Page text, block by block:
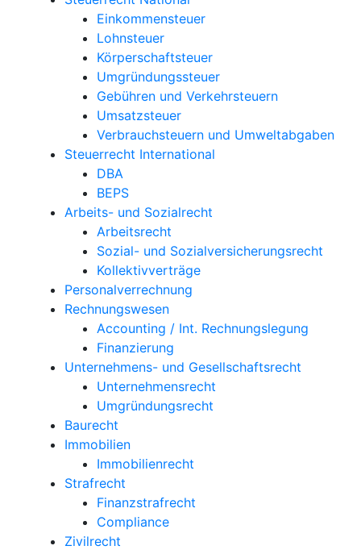
Einkommensteuer
Lohnsteuer
Körperschaftsteuer
Umgründungssteuer
Gebühren und Verkehrsteuern
Umsatzsteuer
Verbrauchsteuern und Umweltabgaben
Steuerrecht International
DBA
BEPS
Arbeits- und Sozialrecht
Arbeitsrecht
Sozial- und Sozialversicherungsrecht
Kollektivverträge
Personalverrechnung
Rechnungswesen
Accounting / Int. Rechnungslegung
Finanzierung
Unternehmens- und Gesellschaftsrecht
Unternehmensrecht
Umgründungsrecht
Baurecht
Immobilien
Immobilienrecht
Strafrecht
Finanzstrafrecht
Compliance
Zivilrecht